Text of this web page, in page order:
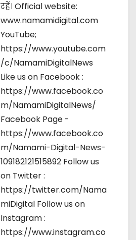
रहें। Official website:
www.namamidigital.com
YouTube;
https://www.youtube.com
/c/NamamiDigitalNews
Like us on Facebook :
https://www.facebook.co
m/NamamiDigitalNews/
Facebook Page -
https://www.facebook.co
m/Namami-Digital-News-
109182121515892 Follow us
on Twitter :
https://twitter.com/Nama
miDigital Follow us on
Instagram :
https://www.instagram.co